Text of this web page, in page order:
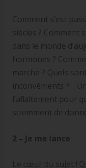
Comment s’est
siècles ? Comment
dans le monde
hormones ?
marche ? Quels
inconvénients ?…
l’allaitement pour
sciemment de
2 – Je me lance
Le cœur du sujet !